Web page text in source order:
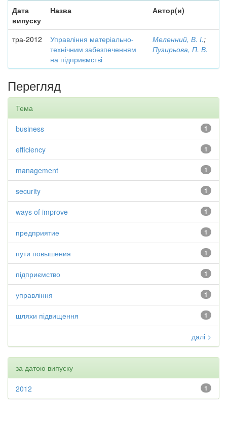
Дата
випуску
Назва Автор(и)
тра-2012
Управління матеріально-
технічним забезпеченням
на підприємстві
Меленний, В. І.;
Пузирьова, П. В.
Перегляд
Тема
1
business
1
efficiency
1
management
1
security
1
ways of improve
1
предприятие
1
пути повышения
1
підприємство
1
управління
1
шляхи підвищення
далі >
за датою випуску
1
2012